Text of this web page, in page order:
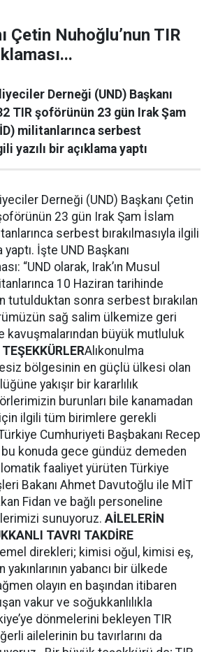
Çetin Nuhoğlu’nun TIR
Derneği (UND) Başkanı
TIR şoförünün 23 gün Irak Şam
militanlarınca serbest
yazılı bir açıklama yaptı
Derneği (UND) Başkanı Çetin
23 gün Irak Şam İslam
serbest bırakılmasıyla ilgili
yaptı. İşte UND Başkanı
“UND olarak, Irak’ın Musul
10 Haziran tarihinde
tutulduktan sonra serbest bırakılan
sağ salim ülkemize geri
kavuşmalarından büyük mutluluk
Alıkonulma
bölgesinin en güçlü ülkesi olan
yakışır bir kararlılık
burunları bile kanamadan
ilgili tüm birimlere gerekli
Cumhuriyeti Başbakanı Recep
bu konuda gece gündüz demeden
faaliyet yürüten Türkiye
Bakanı Ahmet Davutoğlu ile MİT
Fidan ve bağlı personeline
sunuyoruz. AİLELERİN
TAVRI TAKDİRE
direkleri; kimisi oğul, kimisi eş,
yabancı bir ülkede
olayın en başından itibaren
vakur ve soğukkanlılıkla
dönmelerini bekleyen TIR
ailelerinin bu tavırlarını da